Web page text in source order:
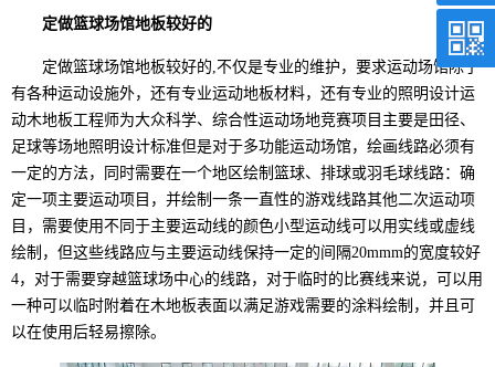
定做篮球场馆地板较好的
定做篮球场馆地板较好的,不仅是专业的维护，要求运动场馆除了
有各种运动设施外，还有专业运动地板材料，还有专业的照明设计运
动木地板工程师为大众科学、综合性运动场地竞赛项目主要是田径、
足球等场地照明设计标准但是对于多功能运动场馆，绘画线路必须有
一定的方法，同时需要在一个地区绘制篮球、排球或羽毛球线路：确
定一项主要运动项目，并绘制一条一直性的游戏线路其他二次运动项
目，需要使用不同于主要运动线的颜色小型运动线可以用实线或虚线
绘制，但这些线路应与主要运动线保持一定的间隔20mmm的宽度较好
4，对于需要穿越篮球场中心的线路，对于临时的比赛线来说，可以用
一种可以临时附着在木地板表面以满足游戏需要的涂料绘制，并且可
以在使用后轻易擦除。